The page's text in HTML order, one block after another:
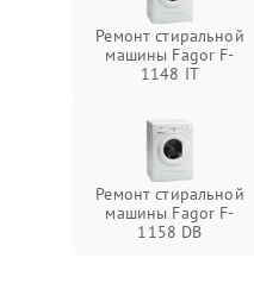
Ремонт стиральной
машины Fagor F-
1148 IT
Ремонт стиральной
машины Fagor F-
1158 DB